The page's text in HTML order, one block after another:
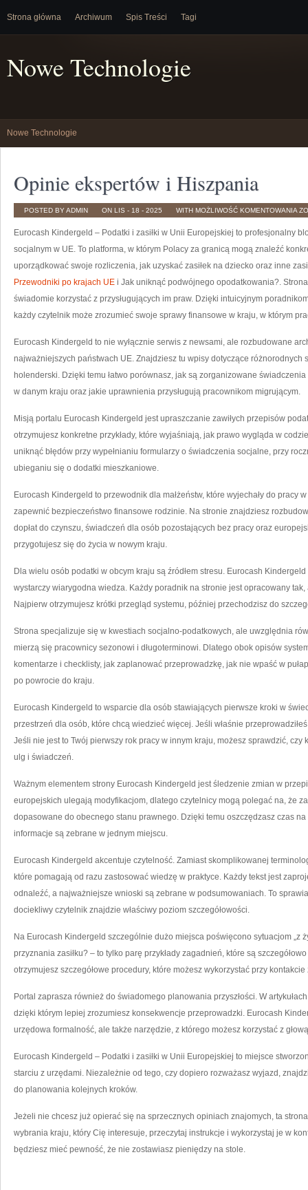
Strona główna Archiwum Spis Treści Tagi
Nowe Technologie
Nowe Technologie
Opinie ekspertów i Hiszpania
POSTED BY ADMIN ON LIS - 18 - 2025 WITH MOŻLIWOŚĆ KOMENTOWANIA
Eurocash Kindergeld – Podatki i zasiłki w Unii Europejskiej to profesjonalny
socjalnym w UE. To platforma, w którym Polacy za granicą mogą znaleźć
uporządkować swoje rozliczenia, jak uzyskać zasiłek na dziecko oraz inne
Przewodniki po krajach UE i Jak uniknąć podwójnego opodatkowania?.
świadomie korzystać z przysługujących im praw. Dzięki intuicyjnym
każdy czytelnik może zrozumieć swoje sprawy finansowe w kraju, w którym
Eurocash Kindergeld to nie wyłącznie serwis z newsami, ale rozbudowane
najważniejszych państwach UE. Znajdziesz tu wpisy dotyczące
holenderski. Dzięki temu łatwo porównasz, jak są zorganizowane
w danym kraju oraz jakie uprawnienia przysługują pracownikom migrującym.
Misją portalu Eurocash Kindergeld jest upraszczanie zawiłych przepisów
otrzymujesz konkretne przykłady, które wyjaśniają, jak prawo wygląda w
uniknąć błędów przy wypełnianiu formularzy o świadczenia socjalne, przy
ubieganiu się o dodatki mieszkaniowe.
Eurocash Kindergeld to przewodnik dla małżeństw, które wyjechały do pracy
zapewnić bezpieczeństwo finansowe rodzinie. Na stronie znajdziesz
dopłat do czynszu, świadczeń dla osób pozostających bez pracy oraz
przygotujesz się do życia w nowym kraju.
Dla wielu osób podatki w obcym kraju są źródłem stresu. Eurocash
wystarczy wiarygodna wiedza. Każdy poradnik na stronie jest opracowany
Najpierw otrzymujesz krótki przegląd systemu, później przechodzisz do
Strona specjalizuje się w kwestiach socjalno-podatkowych, ale uwzględnia
mierzą się pracownicy sezonowi i długoterminowi. Dlatego obok opisów
komentarze i checklisty, jak zaplanować przeprowadzkę, jak nie wpaść w
po powrocie do kraju.
Eurocash Kindergeld to wsparcie dla osób stawiających pierwsze kroki w
przestrzeń dla osób, które chcą wiedzieć więcej. Jeśli właśnie
Jeśli nie jest to Twój pierwszy rok pracy w innym kraju, możesz sprawdzić, czy
ulg i świadczeń.
Ważnym elementem strony Eurocash Kindergeld jest śledzenie zmian w
europejskich ulegają modyfikacjom, dlatego czytelnicy mogą polegać na, że
dopasowane do obecnego stanu prawnego. Dzięki temu oszczędzasz czas
informacje są zebrane w jednym miejscu.
Eurocash Kindergeld akcentuje czytelność. Zamiast skomplikowanej
które pomagają od razu zastosować wiedzę w praktyce. Każdy tekst jest
odnaleźć, a najważniejsze wnioski są zebrane w podsumowaniach. To
dociekliwy czytelnik znajdzie właściwy poziom szczegółowości.
Na Eurocash Kindergeld szczególnie dużo miejsca poświęcono sytuacjom „z
przyznania zasiłku? – to tylko parę przykłady zagadnień, które są
otrzymujesz szczegółowe procedury, które możesz wykorzystać przy kontakcie
Portal zaprasza również do świadomego planowania przyszłości. W
dzięki którym lepiej zrozumiesz konsekwencje przeprowadzki. Eurocash
urzędowa formalność, ale także narzędzie, z którego możesz korzystać z
Eurocash Kindergeld – Podatki i zasiłki w Unii Europejskiej to miejsce
starciu z urzędami. Niezależnie od tego, czy dopiero rozważasz wyjazd,
do planowania kolejnych kroków.
Jeżeli nie chcesz już opierać się na sprzecznych opiniach znajomych, ta
wybrania kraju, który Cię interesuje, przeczytaj instrukcje i wykorzystaj je w
będziesz mieć pewność, że nie zostawiasz pieniędzy na stole.